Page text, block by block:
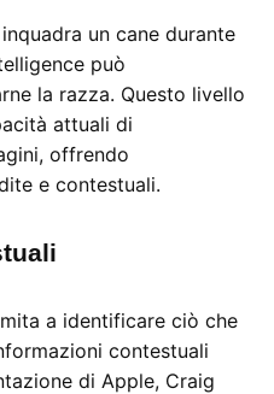
un cane durante
può
la razza. Questo livello
attuali di
offrendo
e contestuali.
a identificare ciò che
contestuali
di Apple, Craig